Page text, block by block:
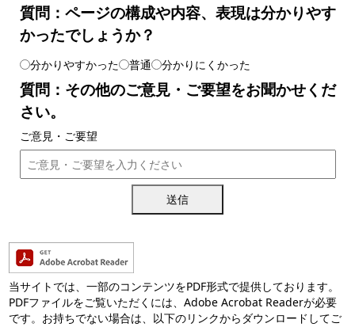
質問：ページの構成や内容、表現は分かりやす
かったでしょうか？
分かりやすかった 普通 分かりにくかった
質問：その他のご意見・ご要望をお聞かせくだ
さい。
ご意見・ご要望
送信
当サイトでは、一部のコンテンツをPDF形式で提供しております。
PDFファイルをご覧いただくには、Adobe Acrobat Readerが必要
です。お持ちでない場合は、以下のリンクからダウンロードしてご